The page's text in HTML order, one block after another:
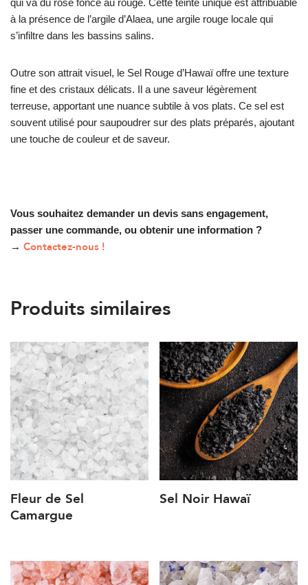
qui va du rose foncé au rouge. Cette teinte unique est attribuable
à la présence de l’argile d’Alaea, une argile rouge locale qui
s’infiltre dans les bassins salins.
Outre son attrait visuel, le Sel Rouge d’Hawaï offre une texture
fine et des cristaux délicats. Il a une saveur légèrement
terreuse, apportant une nuance subtile à vos plats. Ce sel est
souvent utilisé pour saupoudrer sur des plats préparés, ajoutant
une touche de couleur et de saveur.
Vous souhaitez demander un devis sans engagement,
passer une commande, ou obtenir une information ?
→ Contactez-nous !
Produits similaires
Fleur de Sel
Camargue
Sel Noir Hawaï